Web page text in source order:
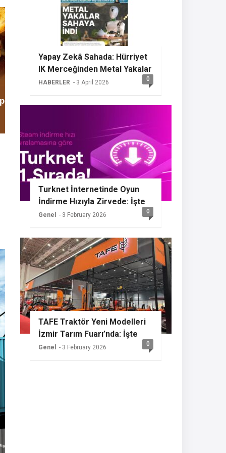
Yapay Zekâ Sahada: Hürriyet
IK Merceğinden Metal Yakalar
HABERLER - 3 April 2026 0
Turknet İnternetinde Oyun
İndirme Hızıyla Zirvede: İşte
Sızdırılan Özellikler
Genel - 3 February 2026 0
TAFE Traktör Yeni Modelleri
İzmir Tarım Fuarı’nda: İşte
Sızdırılan Özellikler
Genel - 3 February 2026 0